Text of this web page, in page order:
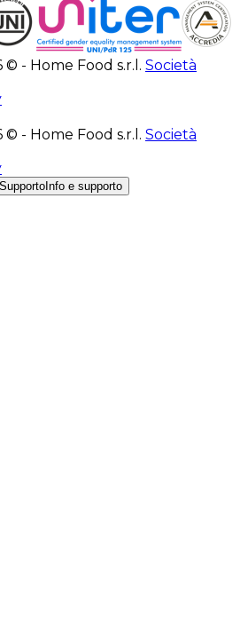
- Home Food s.r.l. Società
- Home Food s.r.l. Società
Supporto Info e supporto